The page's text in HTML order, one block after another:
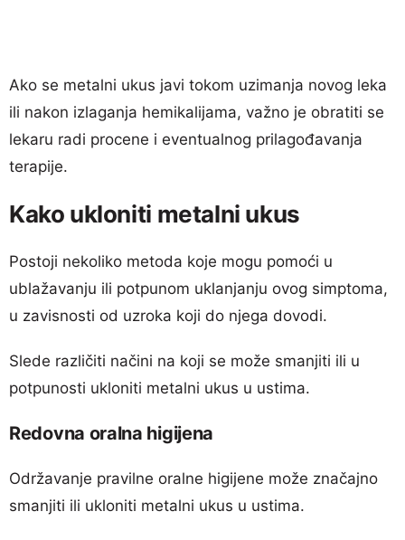
Ako se metalni ukus javi tokom uzimanja novog leka
ili nakon izlaganja hemikalijama, važno je obratiti se
lekaru radi procene i eventualnog prilagođavanja
terapije.
Kako ukloniti metalni ukus
Postoji nekoliko metoda koje mogu pomoći u
ublažavanju ili potpunom uklanjanju ovog simptoma,
u zavisnosti od uzroka koji do njega dovodi.
Slede različiti načini na koji se može smanjiti ili u
potpunosti ukloniti metalni ukus u ustima.
Redovna oralna higijena
Održavanje pravilne oralne higijene može značajno
smanjiti ili ukloniti metalni ukus u ustima.